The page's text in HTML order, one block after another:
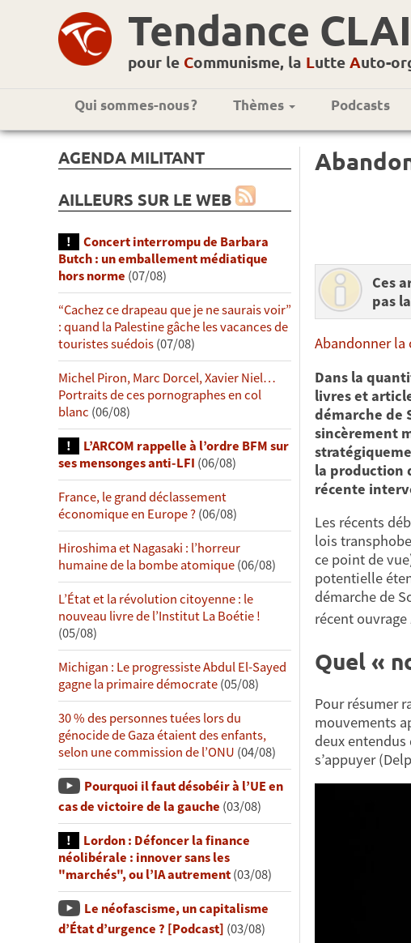
Tendance
pour le Communisme, la Lutte Auto-
Qui sommes-nous ? Thèmes Podcasts
AGENDA MILITANT
AILLEURS SUR LE WEB
Concert interrompu de Barbara
Butch : un emballement médiatique
hors norme (07/08)
“Cachez ce drapeau que je ne saurais voir”
: quand la Palestine gâche les vacances de
touristes suédois(07/08)
Michel Piron, Marc Dorcel, Xavier Niel…
Portraits de ces pornographes en col
blanc (06/08)
L’ARCOM rappelle à l’ordre BFM sur
ses mensonges anti-LFI (06/08)
France, le grand déclassement
économique en Europe ?(06/08)
Hiroshima et Nagasaki : l’horreur
humaine de la bombe atomique(06/08)
L’État et la révolution citoyenne : le
nouveau livre de l’Institut La Boétie !
(05/08)
Michigan : Le progressiste Abdul El-Sayed
gagne la primaire démocrate(05/08)
30 % des personnes tuées lors du
génocide de Gaza étaient des enfants,
selon une commission de l’ONU (04/08)
Pourquoi il faut désobéir à l’UE en
cas de victoire de la gauche (03/08)
Lordon : Défoncer la finance
néolibérale : innover sans les
"marchés", ou l’IA autrement(03/08)
Le néofascisme, un capitalisme
d’État d’urgence ? [Podcast] (03/08)
Ces
pas
Abandonner la
Dans la
livres et
démarche de
sincèrement
la production
récente
Les récents
lois
ce point de
potentielle
démarche de
récent ouvrage
Quel «
Pour résumer
mouvements
deux
s’appuyer